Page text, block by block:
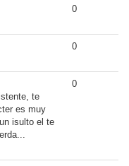
0
0
te
es muy
isulto el te
0